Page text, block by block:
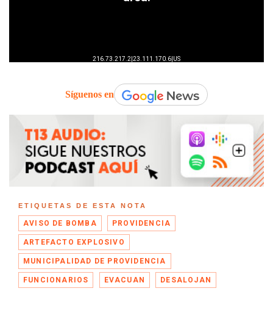
Síguenos en
ETIQUETAS DE ESTA NOTA
AVISO DE BOMBA PROVIDENCIA
ARTEFACTO EXPLOSIVO
MUNICIPALIDAD DE PROVIDENCIA
FUNCIONARIOS EVACUAN DESALOJAN